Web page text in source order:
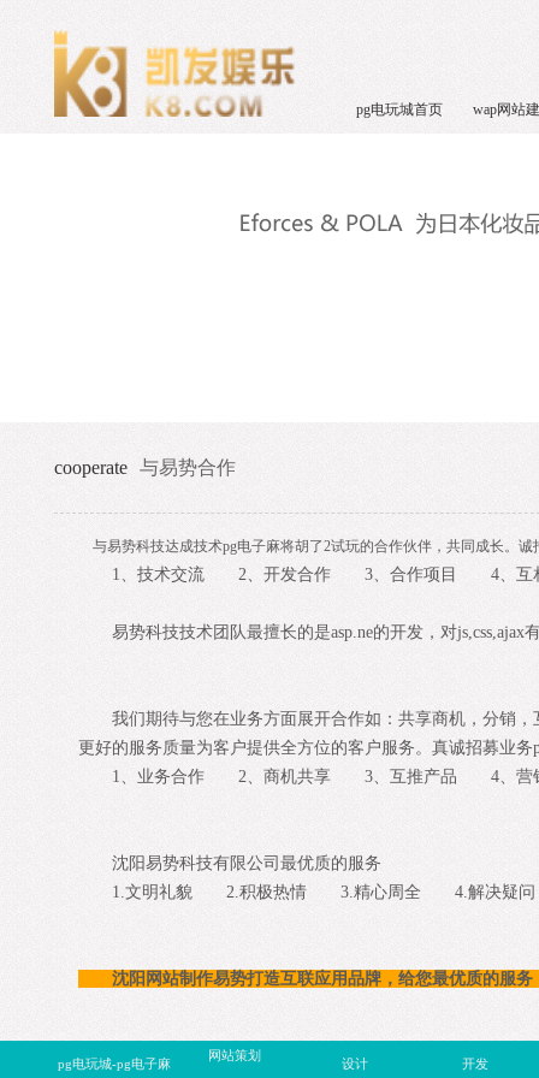
pg电玩城首页 wap网站
cooperate 与易势合作
与易势科技达成技术pg电子麻将胡了2试玩的合作伙伴，共同成长。
1、技术交流 2、开发合作 3、合作项目 4、互
易势科技技术团队最擅长的是asp.ne的开发，对js,css,ajax
我们期待与您在业务方面展开合作如：共享商机，分销，
更好的服务质量为客户提供全方位的客户服务。真诚招募业
1、业务合作 2、商机共享 3、互推产品 4、营
沈阳易势科技有限公司最优质的服务
1.文明礼貌 2.积极热情 3.精心周全 4.解决疑
沈阳网站制作易势打造互联应用品牌，给您最优质的服
pg电玩城-pg电子麻
网站策划
设计 开发